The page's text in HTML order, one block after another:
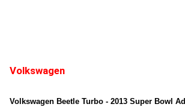
Volkswagen
Volkswagen Beetle Turbo - 2013 Super Bowl Ad